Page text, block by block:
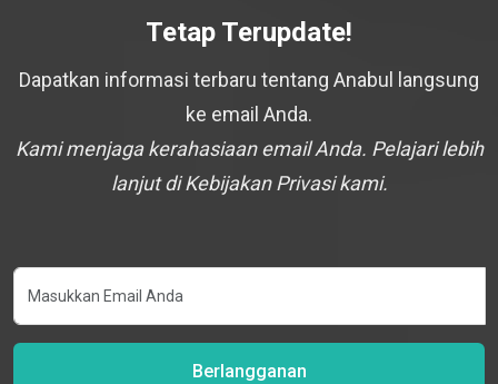
Tetap Terupdate!
Dapatkan informasi terbaru tentang Anabul langsung
ke email Anda.
Kami menjaga kerahasiaan email Anda. Pelajari lebih
lanjut di Kebijakan Privasi kami.
Berlangganan